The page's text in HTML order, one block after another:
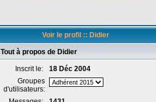
Voir le profil :: Didier
Tout à propos de Didier
Inscrit le:
18 Déc 2004
Groupes
d'utilisateurs: